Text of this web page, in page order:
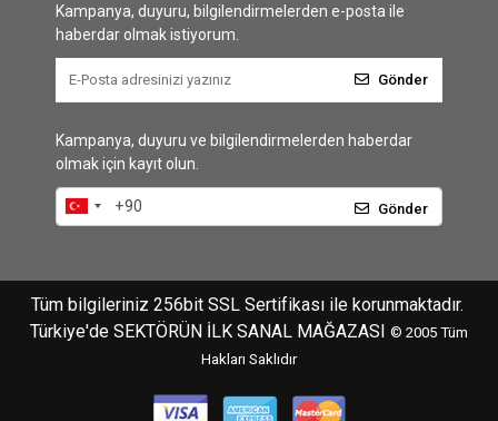
Kampanya, duyuru, bilgilendirmelerden e-posta ile
haberdar olmak istiyorum.
Gönder
Kampanya, duyuru ve bilgilendirmelerden haberdar
olmak için kayıt olun.
Gönder
Tüm bilgileriniz 256bit SSL Sertifikası ile korunmaktadır.
Türkiye'de SEKTÖRÜN İLK SANAL MAĞAZASI
© 2005 Tüm
Hakları Saklıdır